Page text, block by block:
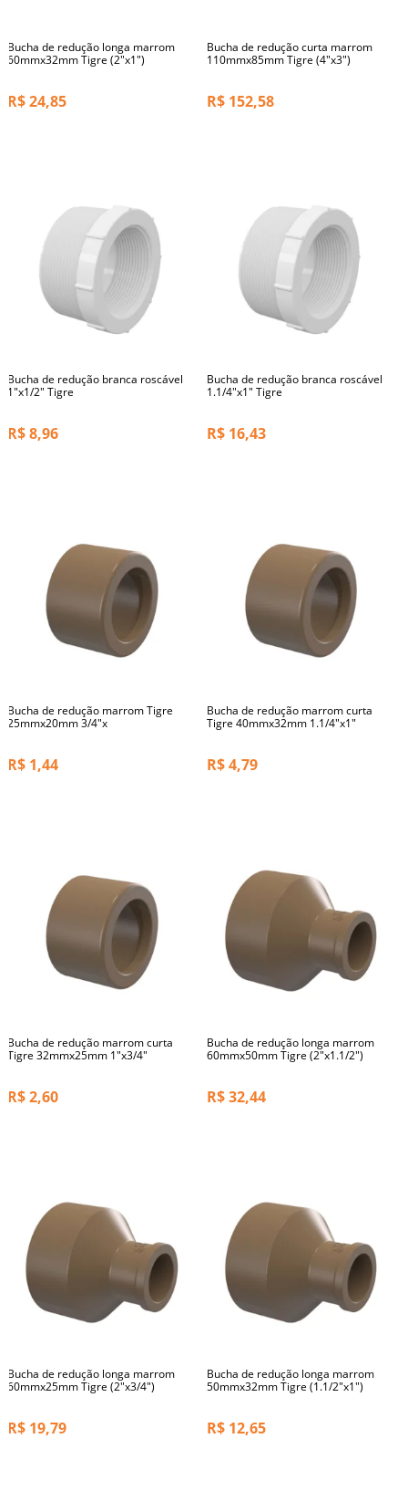
Bucha de redução longa marrom
60mmx32mm Tigre (2"x1")
R$24,85
Bucha de redução curta marrom
110mmx85mm Tigre (4"x3")
R$ 152,58
Bucha de redução branca roscável
1"x1/2" Tigre
R$8,96
Bucha de redução branca roscável
1.1/4"x1" Tigre
R$ 16,43
Bucha de redução marrom Tigre
25mmx20mm 3/4"x
R$ 1,44
Bucha de redução marrom curta
Tigre 40mmx32mm 1.1/4"x1"
R$4,79
Bucha de redução marrom curta
Tigre 32mmx25mm 1"x3/4"
R$2,60
Bucha de redução longa marrom
60mmx50mm Tigre (2"x1.1/2")
R$32,44
Bucha de redução longa marrom
60mmx25mm Tigre (2"x3/4")
R$ 19,79
Bucha de redução longa marrom
50mmx32mm Tigre (1.1/2"x1")
R$ 12,65